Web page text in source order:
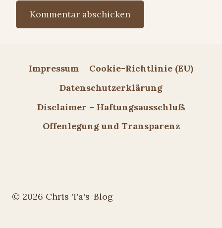
Impressum
Cookie-Richtlinie (EU)
Datenschutzerklärung
Disclaimer – Haftungsausschluß
Offenlegung und Transparenz
© 2026 Chris-Ta's-Blog